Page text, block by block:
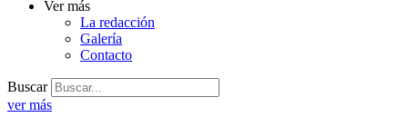
Ver más
La redacción
Galería
Contacto
Buscar
ver más